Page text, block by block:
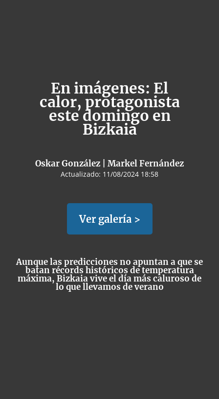
En imágenes: El
calor, protagonista
este domingo en
Bizkaia
Oskar González | Markel Fernández
Actualizado: 11/08/2024 18:58
Ver galería >
Aunque las predicciones no apuntan a que se
batan récords históricos de temperatura
máxima, Bizkaia vive el día más caluroso de
lo que llevamos de verano